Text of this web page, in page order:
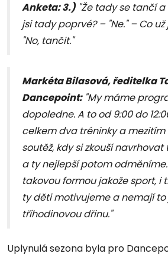
Anketa: 3.) "Že tady se tančí
jsi tady poprvé? – "Ne." – Co
"No, tančit."
Markéta Bilasová, ředitelka
Dancepoint:"My máme
dopoledne. A to od 9:00 do
celkem dva tréninky a
soutěž, kdy si zkouší
a ty nejlepší potom
takovou formou jakože sport, i
ty děti motivujeme a nemají
tříhodinovou dřinu."
Uplynulá sezona byla pro